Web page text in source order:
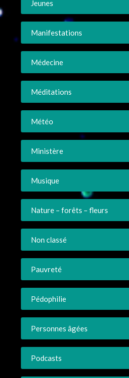
Jeunes
Manifestations
Médecine
Méditations
Météo
Ministère
Musique
Nature – forêts – fleurs
Non classé
Pauvreté
Pédophilie
Personnes âgées
Podcasts